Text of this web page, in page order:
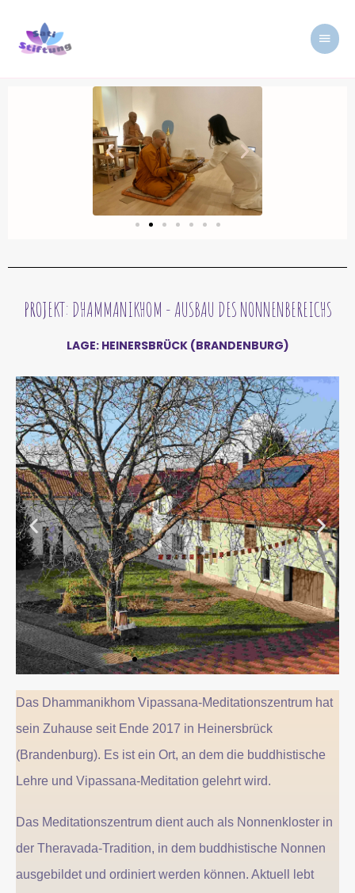
Inhalt
PROJEKT: DHAMMANIKHOM - AUSBAU DES NONNENBEREICHS
LAGE: HEINERSBRÜCK (BRANDENBURG)
Klosterinnenhof
Der Klosterinnenhof ist geschützt
und besitzt einen großen Garten.
Leider sind viele Gebäudeteile alt
und renovierungsbedürftig.
Das Dhammanikhom Vipassana-Meditationszentrum hat
sein Zuhause seit Ende 2017 in Heinersbrück
(Brandenburg). Es ist ein Ort, an dem die buddhistische
Lehre und Vipassana-Meditation gelehrt wird.
Das Meditationszentrum dient auch als Nonnenkloster in
der Theravada-Tradition, in dem buddhistische Nonnen
ausgebildet und ordiniert werden können. Aktuell lebt